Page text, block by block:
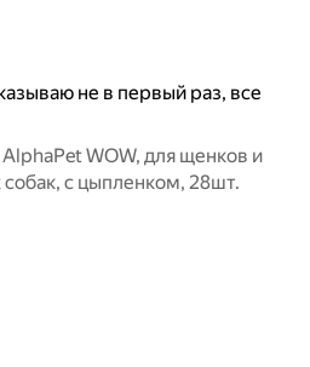
не в первый раз, все
WOW, для щенков и
с цыпленком, 28шт.